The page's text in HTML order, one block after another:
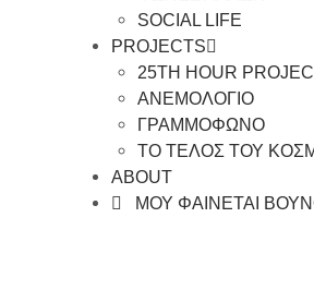
SOCIAL LIFE
PROJECTS
25TH HOUR
ΑΝΕΜΟΛΟΓΙΟ
ΓΡΑΜΜΟΦΩΝΟ
ΤΟ ΤΕΛΟΣ ΤΟΥ
ABOUT
ΜΟΥ ΦΑΙΝΕΤΑΙ